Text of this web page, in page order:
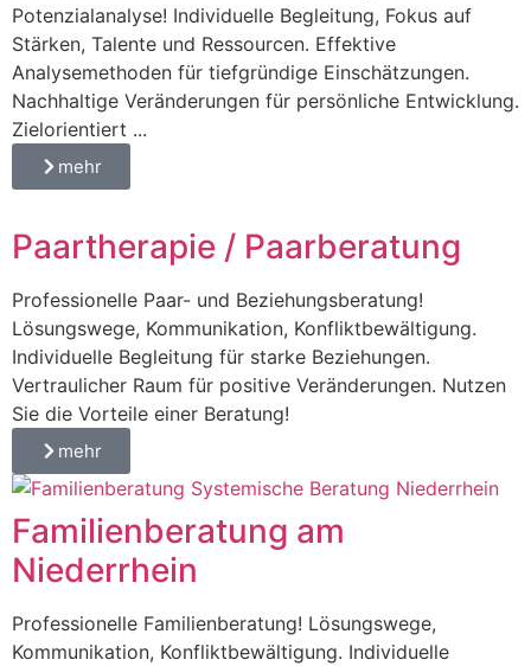
Potenzialanalyse! Individuelle Begleitung, Fokus auf
Stärken, Talente und Ressourcen. Effektive
Analysemethoden für tiefgründige Einschätzungen.
Nachhaltige Veränderungen für persönliche Entwicklung.
Zielorientiert ...
mehr
Paartherapie / Paarberatung
Professionelle Paar- und Beziehungsberatung!
Lösungswege, Kommunikation, Konfliktbewältigung.
Individuelle Begleitung für starke Beziehungen.
Vertraulicher Raum für positive Veränderungen. Nutzen
Sie die Vorteile einer Beratung!
mehr
Familienberatung am
Niederrhein
Professionelle Familienberatung! Lösungswege,
Kommunikation, Konfliktbewältigung. Individuelle